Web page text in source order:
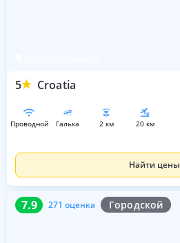
5 Croatia
проводной галька 2 км 20 км
Найти цены
7.9 271 оценка Городской
7.9 271 оценка